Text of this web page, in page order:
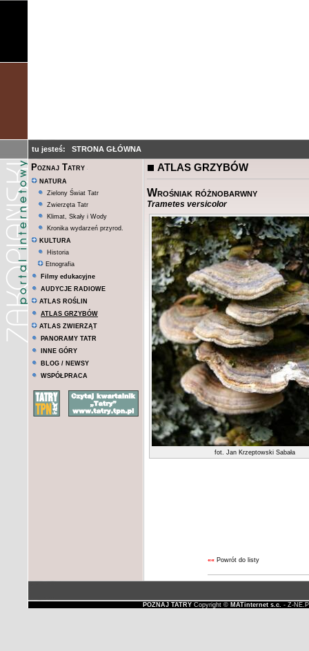
tu jesteś: STRONA GŁÓWNA
Poznaj Tatry
NATURA
Zielony Świat Tatr
Zwierzęta Tatr
Klimat, Skały i Wody
Kronika wydarzeń przyrod.
KULTURA
Historia
Etnografia
Filmy edukacyjne
AUDYCJE RADIOWE
ATLAS ROŚLIN
ATLAS GRZYBÓW
ATLAS ZWIERZĄT
PANORAMY TATR
INNE GÓRY
BLOG / NEWSY
WSPÓŁPRACA
ATLAS GRZYBÓW
Wrośniak różnobarwny
Trametes versicolor
fot. Jan Krzeptowski Sabała
«« Powrót do listy
POZNAJ TATRYCopyright © MATinternet s.c. - Z-